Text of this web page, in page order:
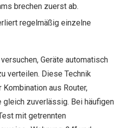
brechen zuerst ab.
regelmäßig einzelne
Geräte automatisch
verteilen. Diese Technik
aus Router,
gleich zuverlässig. Bei häufigen
mit getrennten